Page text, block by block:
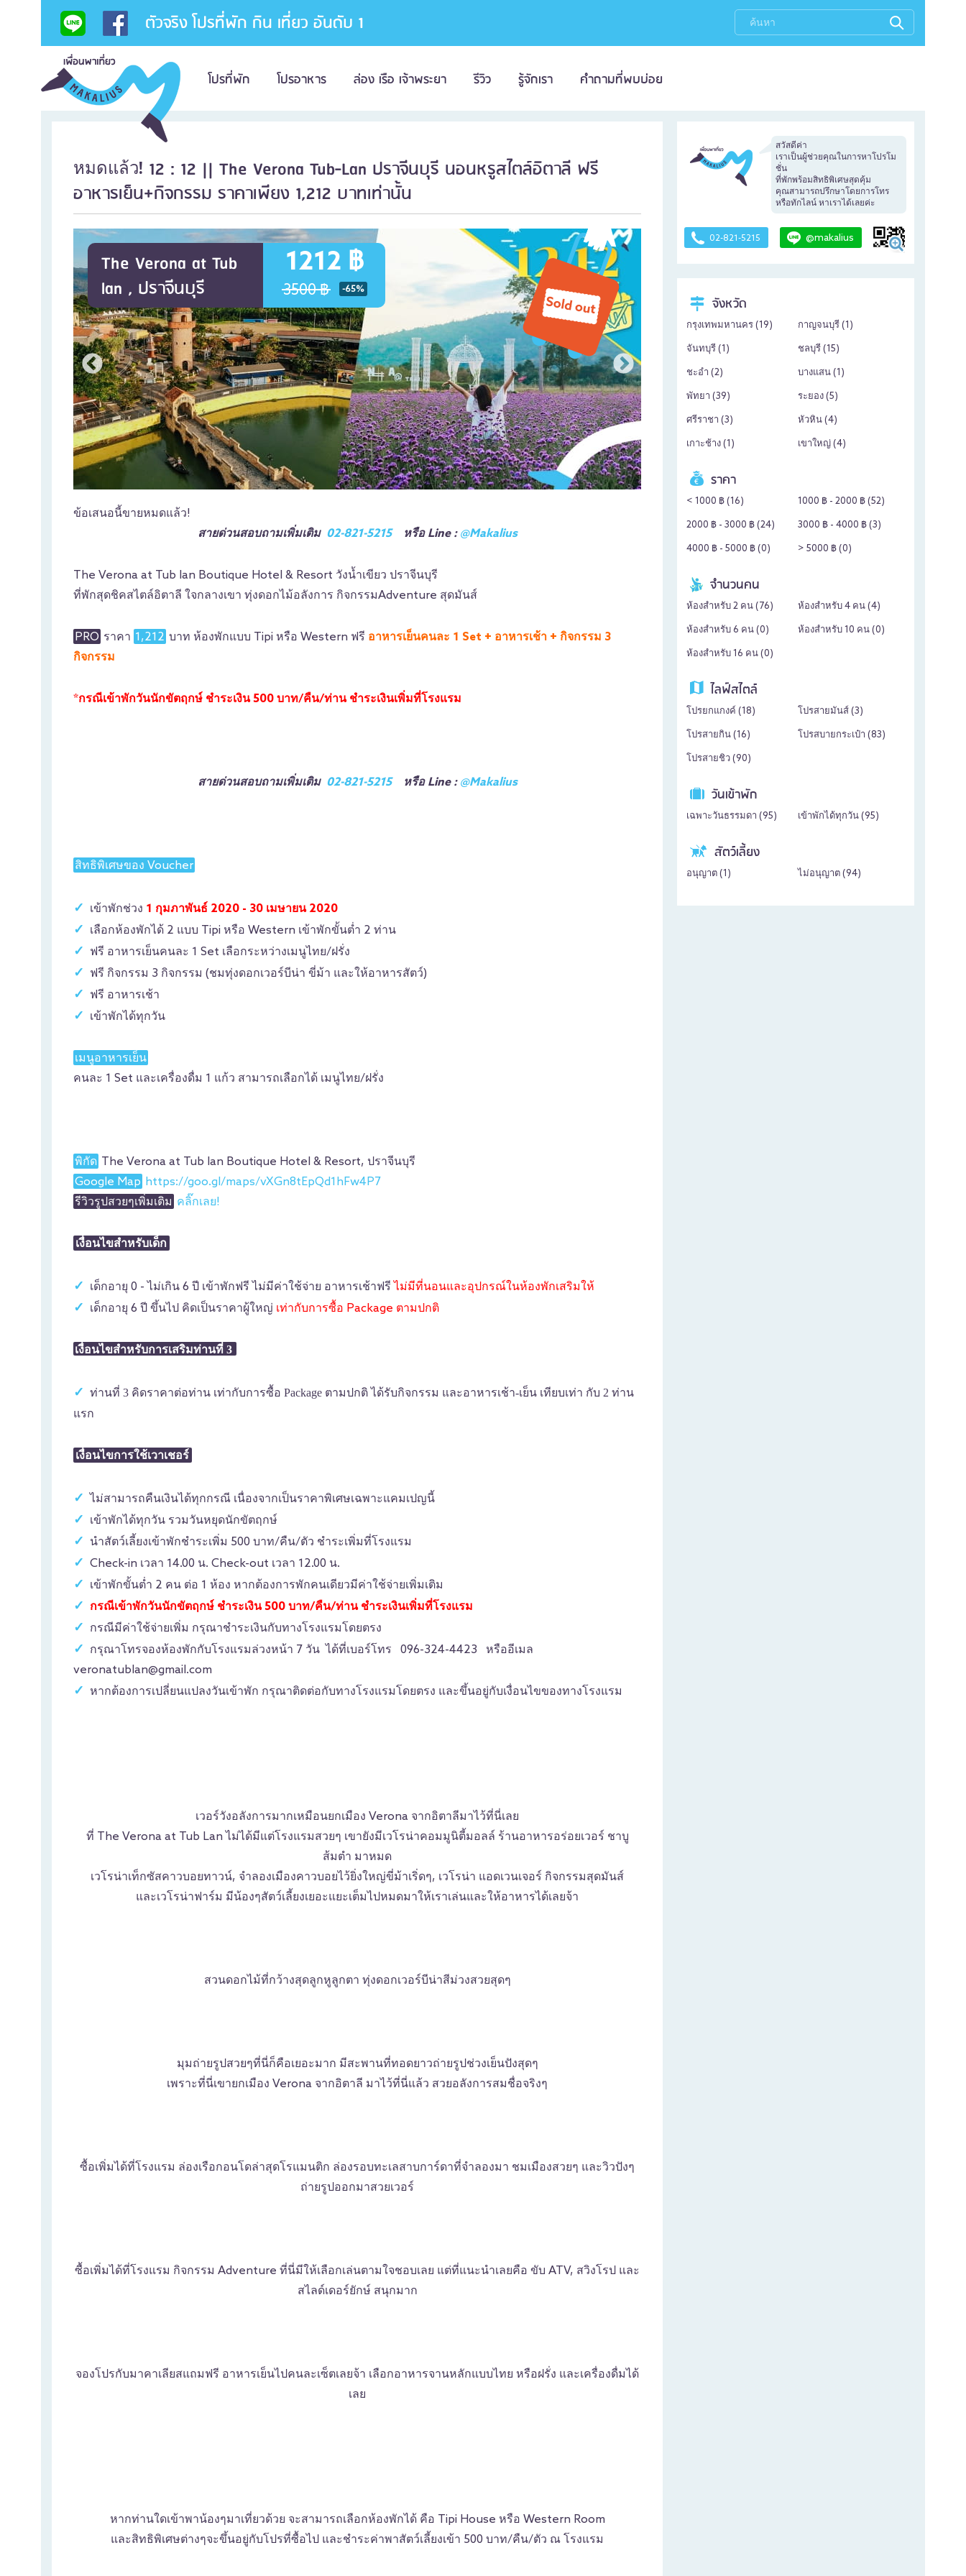
ตัวจริง โปรที่พัก กิน เที่ยว อันดับ 1
โปรที่พัก โปรอาหาร ล่อง เรือ เจ้าพระยา รีวิว รู้จักเรา คำถามที่พบบ่อย
หมดแล้ว! 12 : 12 || The Verona Tub-Lan ปราจีนบุรี นอนหรูสไตล์อิตาลี ฟรี
อาหารเย็น+กิจกรรม ราคาเพียง 1,212 บาทเท่านั้น
The Verona at Tub
lan , ปราจีนบุรี
1212 ฿
3500 ฿ -65%
ข้อเสนอนี้ขายหมดแล้ว!
สายด่วนสอบถามเพิ่มเติม 02-821-5215หรือ Line : @Makalius
The Verona at Tub lan Boutique Hotel & Resort วังน้ำเขียว ปราจีนบุรี
ที่พักสุดชิคสไตล์อิตาลี ใจกลางเขา ทุ่งดอกไม้อลังการ กิจกรรมAdventure สุดมันส์
PRO ราคา 1,212 บาท ห้องพักแบบ Tipi หรือ Western ฟรี อาหารเย็นคนละ 1 Set + อาหารเช้า + กิจกรรม 3
กิจกรรม
*กรณีเข้าพักวันนักขัตฤกษ์ ชำระเงิน 500 บาท/คืน/ท่าน ชำระเงินเพิ่มที่โรงแรม
สายด่วนสอบถามเพิ่มเติม 02-821-5215หรือ Line : @Makalius
สิทธิพิเศษของ Voucher
เข้าพักช่วง 1 กุมภาพันธ์ 2020 - 30 เมษายน 2020
เลือกห้องพักได้ 2 แบบ Tipi หรือ Western เข้าพักขั้นต่ำ 2 ท่าน
ฟรี อาหารเย็นคนละ 1 Set เลือกระหว่างเมนูไทย/ฝรั่ง
ฟรี กิจกรรม 3 กิจกรรม (ชมทุ่งดอกเวอร์บีน่า ขี่ม้า และให้อาหารสัตว์)
ฟรี อาหารเช้า
เข้าพักได้ทุกวัน
เมนูอาหารเย็น
คนละ 1 Set และเครื่องดื่ม 1 แก้ว สามารถเลือกได้ เมนูไทย/ฝรั่ง
พิกัด The Verona at Tub lan Boutique Hotel & Resort, ปราจีนบุรี
Google Map https://goo.gl/maps/vXGn8tEpQd1hFw4P7
รีวิวรูปสวยๆเพิ่มเติม คลิ๊กเลย!
เงื่อนไขสำหรับเด็ก
เด็กอายุ 0 - ไม่เกิน 6 ปี เข้าพักฟรี ไม่มีค่าใช้จ่าย อาหารเช้าฟรีไม่มีที่นอนและอุปกรณ์ในห้องพักเสริมให้
เด็กอายุ 6 ปี ขึ้นไป คิดเป็นราคาผู้ใหญ่ เท่ากับการซื้อ Package ตามปกติ
เงื่อนไขสำหรับการเสริมท่านที่ 3
ท่านที่ 3 คิดราคาต่อท่าน เท่ากับการซื้อ Package ตามปกติได้รับกิจกรรม และอาหารเช้า-เย็น เทียบเท่า กับ 2 ท่าน
แรก
เงื่อนไขการใช้เวาเชอร์
ไม่สามารถคืนเงินได้ทุกกรณี เนื่องจากเป็นราคาพิเศษเฉพาะแคมเปญนี้
เข้าพักได้ทุกวัน รวมวันหยุดนักขัตฤกษ์
นำสัตว์เลี้ยงเข้าพักชำระเพิ่ม 500 บาท/คืน/ตัว ชำระเพิ่มที่โรงแรม
Check-in เวลา 14.00 น. Check-out เวลา 12.00 น.
เข้าพักขั้นต่ำ 2 คน ต่อ 1 ห้อง หากต้องการพักคนเดียวมีค่าใช้จ่ายเพิ่มเติม
กรณีเข้าพักวันนักขัตฤกษ์ ชำระเงิน 500 บาท/คืน/ท่าน ชำระเงินเพิ่มที่โรงแรม
กรณีมีค่าใช้จ่ายเพิ่ม กรุณาชำระเงินกับทางโรงแรมโดยตรง
กรุณาโทรจองห้องพักกับโรงแรมล่วงหน้า 7 วัน ได้ที่เบอร์โทร 096-324-4423 หรืออีเมล
veronatublan@gmail.com
หากต้องการเปลี่ยนแปลงวันเข้าพัก กรุณาติดต่อกับทางโรงแรมโดยตรง และขึ้นอยู่กับเงื่อนไขของทางโรงแรม
เวอร์วังอลังการมากเหมือนยกเมือง Verona จากอิตาลีมาไว้ที่นี่เลย
ที่ The Verona at Tub Lan ไม่ได้มีแต่โรงแรมสวยๆ เขายังมีเวโรน่าคอมมูนิตี้มอลล์ ร้านอาหารอร่อยเวอร์ ชาบู
ส้มตำ มาหมด
เวโรน่าเท็กซัสคาวบอยทาวน์, จำลองเมืองคาวบอยไว้ยิ่งใหญ่ขี่ม้าเริ่ดๆ, เวโรน่า แอดเวนเจอร์ กิจกรรมสุดมันส์
และเวโรน่าฟาร์ม มีน้องๆสัตว์เลี้ยงเยอะแยะเต็มไปหมดมาให้เราเล่นและให้อาหารได้เลยจ้า
สวนดอกไม้ที่กว้างสุดลูกหูลูกตา ทุ่งดอกเวอร์บีน่าสีม่วงสวยสุดๆ
มุมถ่ายรูปสวยๆที่นี่ก็คือเยอะมาก มีสะพานที่ทอดยาวถ่ายรูปช่วงเย็นปังสุดๆ
เพราะที่นี่เขายกเมือง Verona จากอิตาลี มาไว้ที่นี่แล้ว สวยอลังการสมชื่อจริงๆ
ซื้อเพิ่มได้ที่โรงแรม ล่องเรือกอนโดล่าสุดโรแมนติก ล่องรอบทะเลสาบการ์ดาที่จำลองมา ชมเมืองสวยๆ และวิวปังๆ
ถ่ายรูปออกมาสวยเวอร์
ซื้อเพิ่มได้ที่โรงแรม กิจกรรม Adventure ที่นี่มีให้เลือกเล่นตามใจชอบเลย แต่ที่แนะนำเลยคือ ขับ ATV, สวิงโรป และ
สไลด์เดอร์ยักษ์ สนุกมาก
จองโปรกับมาคาเลียสแถมฟรี อาหารเย็นไปคนละเซ็ตเลยจ้า เลือกอาหารจานหลักแบบไทย หรือฝรั่ง และเครื่องดื่มได้
เลย
หากท่านใดเข้าพาน้องๆมาเที่ยวด้วย จะสามารถเลือกห้องพักได้ คือ Tipi House หรือ Western Room
และสิทธิพิเศษต่างๆจะขึ้นอยู่กับโปรที่ซื้อไป และชำระค่าพาสัตว์เลี้ยงเข้า 500 บาท/คืน/ตัว ณ โรงแรม
สวัสดีค่า
เราเป็นผู้ช่วยคุณในการหาโปรโม
ชั่น
ที่พักพร้อมสิทธิพิเศษสุดคุ้ม
คุณสามารถปรึกษาโดยการโทร
หรือทักไลน์ หาเราได้เลยค่ะ
02-821-5215 @makalius
จังหวัด
กรุงเทพมหานคร (19) กาญจนบุรี (1 )
จันทบุรี (1 ) ชลบุรี (15)
ชะอำ (2) บางแสน (1 )
พัทยา (39) ระยอง (5)
ศรีราชา (3) หัวหิน (4)
เกาะช้าง (1 ) เขาใหญ่ (4)
ราคา
< 1000 ฿ (16) 1000 ฿ - 2000 ฿ (52)
2000 ฿ - 3000 ฿ (24) 3000 ฿ - 4000 ฿ (3)
4000 ฿ - 5000 ฿ (0) > 5000 ฿ (0)
จำนวนคน
ห้องสำหรับ 2 คน ( 76) ห้องสำหรับ 4 คน (4)
ห้องสำหรับ 6 คน (0) ห้องสำหรับ 10 คน (0)
ห้องสำหรับ 16 คน (0)
ไลฟ์สไตล์
โปรยกแกงค์ (18) โปรสายมันส์ (3)
โปรสายกิน (16) โปรสบายกระเป๋า (83)
โปรสายชิว ( 90)
วันเข้าพัก
เฉพาะวันธรรมดา ( 95) เข้าพักได้ทุกวัน ( 95)
สัตว์เลี้ยง
อนุญาต (1 ) ไม่อนุญาต ( 94)